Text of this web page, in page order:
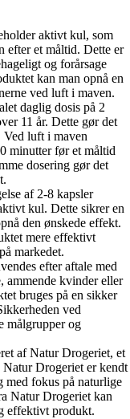
aktivt kul, som
efter et måltid. Dette er
og forårsage
kan man opnå en
ved luft i maven.
daglig dosis på 2
11 år. Dette gør det
Ved luft i maven
minutter før et måltid
dosering gør det
af 2-8 kapsler
kul. Dette sikrer en
den ønskede effekt.
mere effektivt
markedet.
efter aftale med
ammende kvinder eller
bruges på en sikker
ved
målgrupper og
af Natur Drogeriet, et
Drogeriet er kendt
med fokus på naturlige
Natur Drogeriet kan
effektivt produkt.